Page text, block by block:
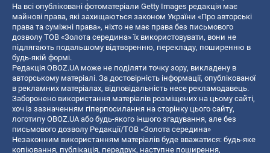
На всі опубліковані фотоматеріали Getty Images редакція має
майнові права, які захищаються законом України «Про авторські
права та суміжні права», ніхто не має права без письмового
дозволу ТОВ «Золота середина» їх використовувати, вони не
підлягають подальшому відтворенню, перекладу, поширенню в
будь-якій формі.
Редакція OBOZ.UA може не поділяти точку зору, викладену в
авторському матеріалі. За достовірність інформації, опублікованої
в рекламних матеріалах, відповідальність несе рекламодавець.
Заборонено використання матеріалів розміщених на цьому сайті,
хоч із зазначенням гіперпосилання на сторінку цього сайту,
логотипу OBOZ.UA або будь-якого іншого згадування, але без
письмового дозволу Редакції/ТОВ «Золота середина»
Незаконним використанням матеріалів буде вважатися: будь-яке
копiювання, публiкацiя, передрук, наступне поширення,